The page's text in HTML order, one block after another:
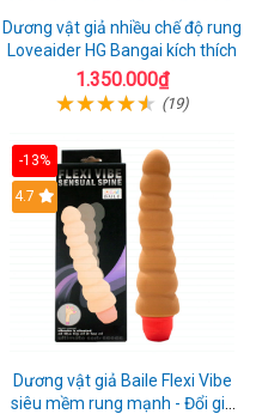
Dương vật giả nhiều chế độ rung
Loveaider HG Bangai kích thích
1.350.000₫
(19)
-13%
4.7
Dương vật giả Baile Flexi Vibe
siêu mềm rung mạnh - Đổi gió